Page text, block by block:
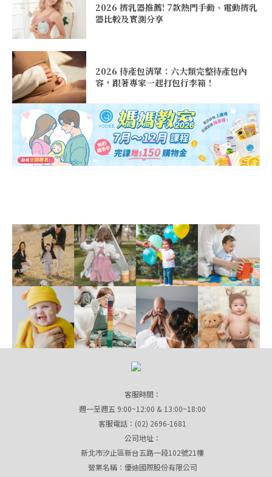
2026 擠乳器推薦! 7款熱門手動、電動擠乳
器比較及實測分享
2026 待產包清單：六大類完整待產包內
容，跟著專家一起打包行李箱！
客服時間：
週一至週五 9:00~12:00 & 13:00~18:00
客服電話：(02) 2696-1681
公司地址：
新北市汐止區新台五路一段102號21樓
營業名稱：優迪國際股份有限公司